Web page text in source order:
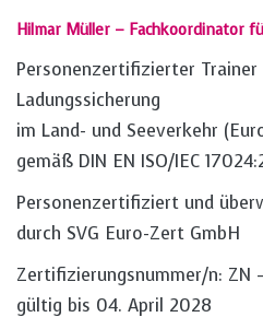
Hilmar Müller – Fachkoordinator
Personenzertifizierter
Ladungssicherung
im Land- und Seeverkehr
gemäß DIN EN ISO/IEC
Personenzertifiziert und
durch SVG Euro-Zert GmbH
Zertifizierungsnummer/n: ZN
gültig bis 04. April 2028